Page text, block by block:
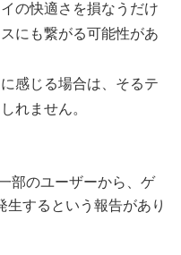
の快適さを損なうだけ
にも繋がる可能性があ
感じる場合は、そるテ
れません。
部のユーザーから、ゲ
生するという報告があり